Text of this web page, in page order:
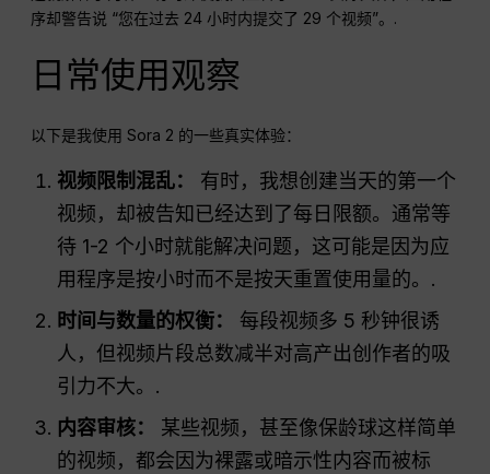
序却警告说 “您在过去 24 小时内提交了 29 个视频”。.
日常使用观察
以下是我使用 Sora 2 的一些真实体验：
视频限制混乱：
有时，我想创建当天的第一个
视频，却被告知已经达到了每日限额。通常等
待 1-2 个小时就能解决问题，这可能是因为应
用程序是按小时而不是按天重置使用量的。.
时间与数量的权衡：
每段视频多 5 秒钟很诱
人，但视频片段总数减半对高产出创作者的吸
引力不大。.
内容审核：
某些视频，甚至像保龄球这样简单
的视频，都会因为裸露或暗示性内容而被标